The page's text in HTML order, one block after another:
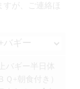
が、ご連絡ほ
バギー半日体
Ｑ+朝食付き）